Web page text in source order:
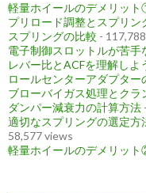
軽量ホイールのデメリッ
プリロード調整とスプリ
スプリングの比較 -
電子制御スロットルが苦手
レバー比とACFを理解し
ロールセンターアダプター
ブローバイガス処理とクラ
ダンパー減衰力の計算方法
適切なスプリングの選定
58,577 views
軽量ホイールのデメリッ